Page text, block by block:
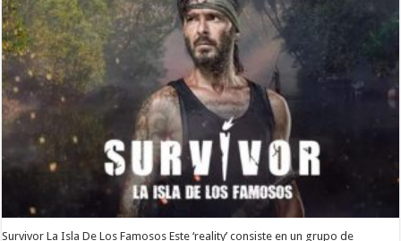
Survivor La Isla De Los Famosos Este ‘reality’ consiste en un grupo de